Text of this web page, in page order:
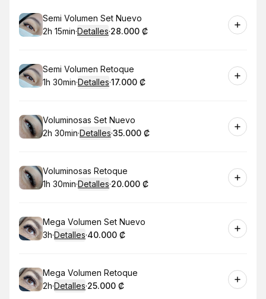
Reservar
Semi Volumen Set Nuevo
.Duración:
2h 15min·Detalles·
.Precio:
28.000 ₡
Reservar
Semi Volumen Retoque
.Duración:
1h 30min·Detalles·
.Precio
17.000 ₡
Reservar
Voluminosas Set Nuevo
.Duración:
2h 30min·Detalles·
.Precio:
35.000 ₡
Reservar
Voluminosas Retoque
.Duración:
1h 30min·Detalles·
.Precio:
20.000 ₡
Reservar
Mega Volumen Set Nuevo
.Duración:
3h·Detalles·
.Precio:
40.000 ₡
Reservar
Mega Volumen Retoque
.Duración:
2h·Detalles·
.Precio:
25.000 ₡